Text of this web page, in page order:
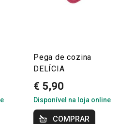
Pega de cozina
DELÍCIA
€ 5,90
Disponível na loja online
COMPRAR